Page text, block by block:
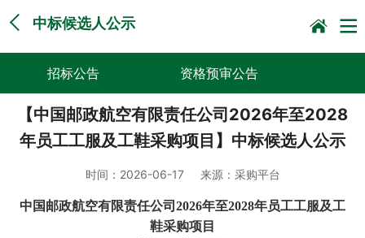
中标候选人公示
招标公告 资格预审公告
谈判采购公告 询比采购公告
直接采购采前公示 采购征求意见公告
【中国邮政航空有限责任公司2026年至2028
年员工工服及工鞋采购项目】中标候选人公示
时间： 2026-06-17来源： 采购平台
中国邮政航空有限责任公司2026年至2028年员工工服及工
鞋采购项目